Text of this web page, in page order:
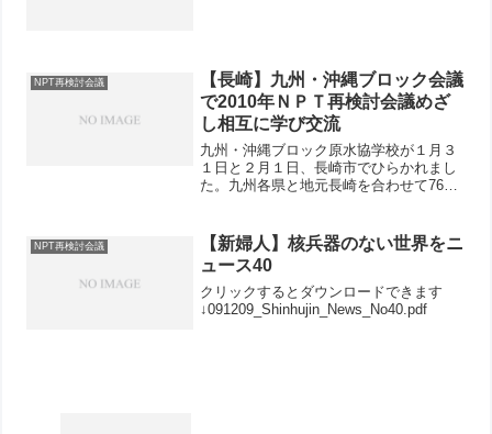
NPT再検討会議
【長崎】九州・沖縄ブロック会議
で2010年ＮＰＴ再検討会議めざ
し相互に学び交流
九州・沖縄ブロック原水協学校が１月３
１日と２月１日、長崎市でひらかれまし
た。九州各県と地元長崎を合わせて76人
NPT再検討会議
【新婦人】核兵器のない世界をニ
ュース40
クリックするとダウンロードできます
↓091209_Shinhujin_News_No40.pdf